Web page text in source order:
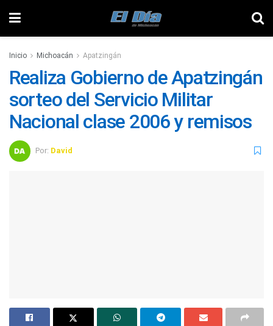
Inicio Michoacán Apatzingán
Realiza Gobierno de Apatzingán
sorteo del Servicio Militar
Nacional clase 2006 y remisos
Por: David